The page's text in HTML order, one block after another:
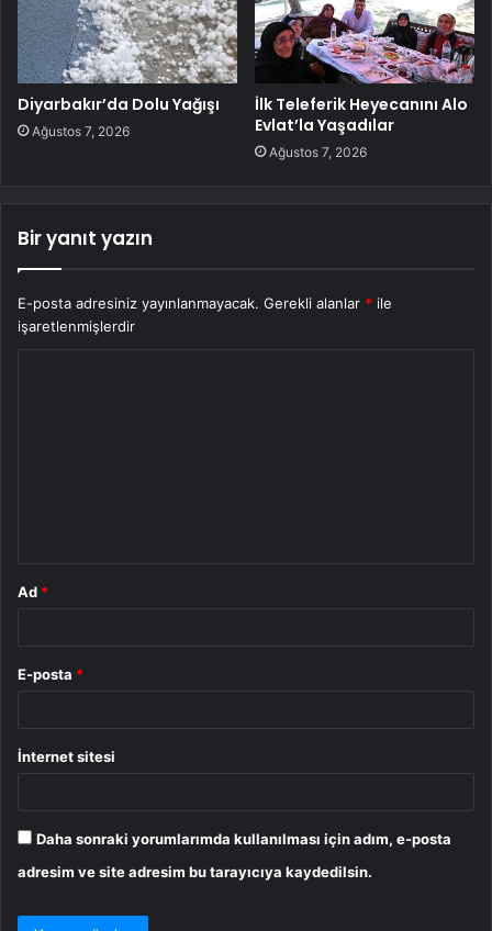
Diyarbakır’da Dolu Yağışı
Ağustos 7, 2026
İlk Teleferik Heyecanını Alo
Evlat’la Yaşadılar
Ağustos 7, 2026
Bir yanıt yazın
E-posta adresiniz yayınlanmayacak. Gerekli alanlar * ile
işaretlenmişlerdir
Ad *
E-posta *
İnternet sitesi
Daha sonraki yorumlarımda kullanılması için adım, e-posta
adresim ve site adresim bu tarayıcıya kaydedilsin.